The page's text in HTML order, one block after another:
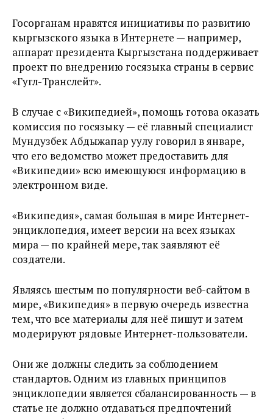
Госорганам нравятся инициативы по развитию
кыргызского языка в Интернете — например,
аппарат президента Кыргызстана поддерживает
проект по внедрению госязыка страны в сервис
«Гугл-Транслейт».
В случае с «Википедией», помощь готова оказать
комиссия по госязыку — её главный специалист
Мундузбек Абдыжапар уулу говорил в январе,
что его ведомство может предоставить для
«Википедии» всю имеющуюся информацию в
электронном виде.
«Википедия», самая большая в мире Интернет-
энциклопедия, имеет версии на всех языках
мира — по крайней мере, так заявляют её
создатели.
Являясь шестым по популярности веб-сайтом в
мире, «Википедия» в первую очередь известна
тем, что все материалы для неё пишут и затем
модерируют рядовые Интернет-пользователи.
Они же должны следить за соблюдением
стандартов. Одним из главных принципов
энциклопедии является сбалансированность — в
статье не должно отдаваться предпочтений